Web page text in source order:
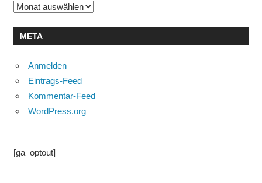
Archiv
META
Anmelden
Eintrags-Feed
Kommentar-Feed
WordPress.org
[ga_optout]